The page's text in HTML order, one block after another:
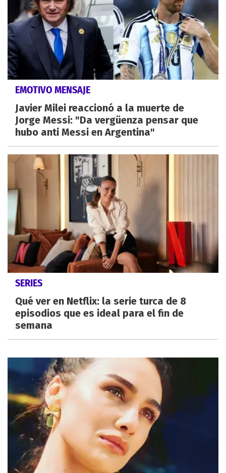
EMOTIVO MENSAJE
Javier Milei reaccionó a la muerte de
Jorge Messi: "Da vergüenza pensar que
hubo anti Messi en Argentina"
SERIES
Qué ver en Netflix: la serie turca de 8
episodios que es ideal para el fin de
semana